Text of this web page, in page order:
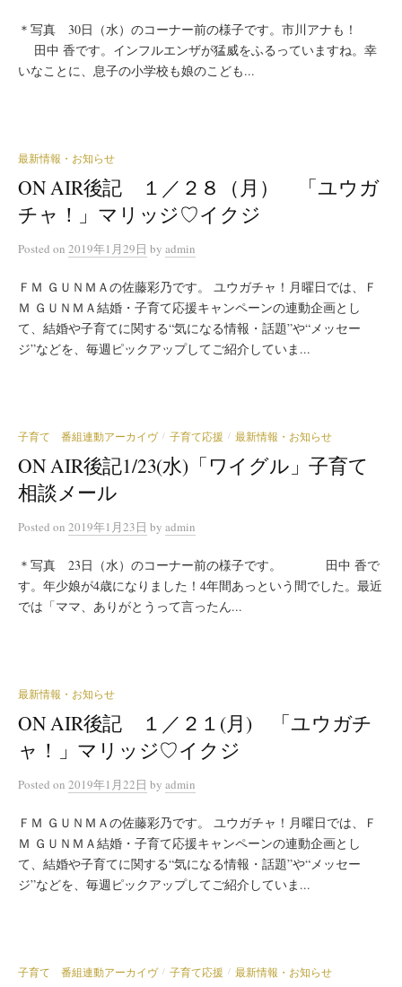
＊写真 30日（水）のコーナー前の様子です。市川アナも！
田中 香です。インフルエンザが猛威をふるっていますね。幸
いなことに、息子の小学校も娘のこども...
最新情報・お知らせ
ON AIR後記 １／２８（月） 「ユウガ
チャ！」マリッジ♡イクジ
Posted on 2019年1月29日 by admin
ＦＭ ＧＵＮＭＡの佐藤彩乃です。 ユウガチャ！月曜日では、Ｆ
Ｍ ＧＵＮＭＡ結婚・子育て応援キャンペーンの連動企画とし
て、結婚や子育てに関する“気になる情報・話題”や“メッセー
ジ”などを、毎週ピックアップしてご紹介していま...
子育て 番組連動アーカイヴ / 子育て応援 / 最新情報・お知らせ
ON AIR後記1/23(水)「ワイグル」子育て
相談メール
Posted on 2019年1月23日 by admin
＊写真 23日（水）のコーナー前の様子です。 田中 香で
す。年少娘が4歳になりました！4年間あっという間でした。最近
では「ママ、ありがとうって言ったん...
最新情報・お知らせ
ON AIR後記 １／２１(月) 「ユウガチ
ャ！」マリッジ♡イクジ
Posted on 2019年1月22日 by admin
ＦＭ ＧＵＮＭＡの佐藤彩乃です。 ユウガチャ！月曜日では、Ｆ
Ｍ ＧＵＮＭＡ結婚・子育て応援キャンペーンの連動企画とし
て、結婚や子育てに関する“気になる情報・話題”や“メッセー
ジ”などを、毎週ピックアップしてご紹介していま...
子育て 番組連動アーカイヴ / 子育て応援 / 最新情報・お知らせ